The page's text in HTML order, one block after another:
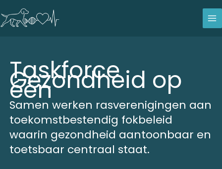
naar
de
Taskforce
Gezondheid op
één
Samen werken rasverenigingen aan
toekomstbestendig fokbeleid
waarin gezondheid aantoonbaar en
toetsbaar centraal staat.